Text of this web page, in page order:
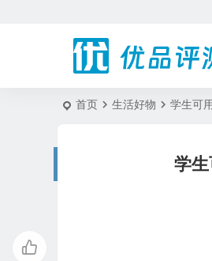
首页 生活好物 学生可
学